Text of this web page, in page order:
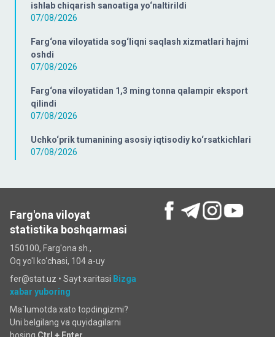
ishlab chiqarish sanoatiga yo‘naltirildi
07/08/2026
Farg‘ona viloyatida sog‘liqni saqlash xizmatlari hajmi
oshdi
07/08/2026
Farg‘ona viloyatidan 1,3 ming tonna qalampir eksport
qilindi
07/08/2026
Uchko‘prik tumanining asosiy iqtisodiy ko‘rsatkichlari
07/08/2026
Farg'ona viloyat
statistika boshqarmasi
150100, Farg'ona sh.,
Oq yo'l ko‘chаsi, 104 a-uy
fer@stat.uz • Sayt xaritasi Bizga
xabar yuboring
Ma`lumotda xato topdingizmi?
Uni belgilang va quyidagilarni